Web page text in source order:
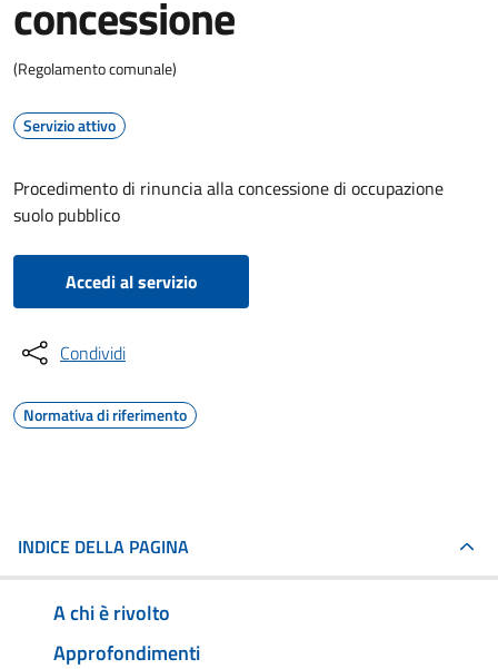
concessione
(Regolamento comunale)
Servizio attivo
Procedimento di rinuncia alla concessione di occupazione
suolo pubblico
Accedi al servizio
Condividi
Normativa di riferimento
INDICE DELLA PAGINA
A chi è rivolto
Approfondimenti